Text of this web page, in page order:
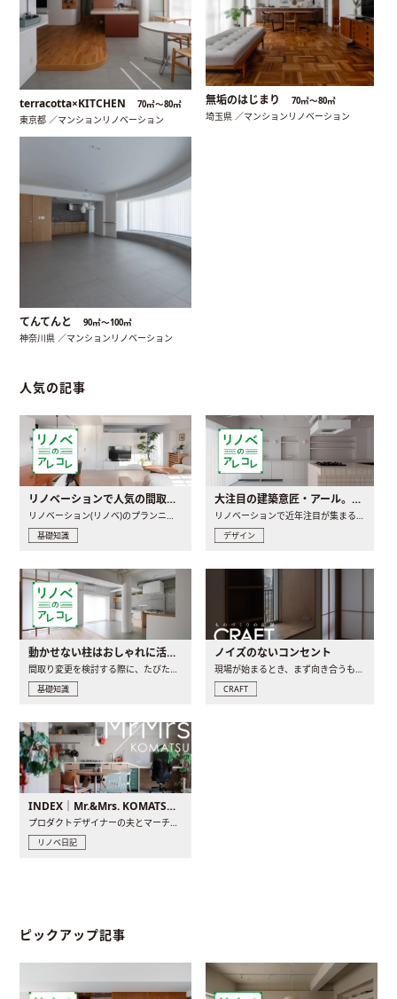
terracotta×KITCHEN 70㎡〜80㎡
東京都 ／マンションリノベーション
無垢のはじまり 70㎡〜80㎡
埼玉県 ／マンションリノベーション
てんてんと 90㎡〜100㎡
神奈川県 ／マンションリノベーション
人気の記事
リノベーションで人気の間取りとは？トレンドの間取りと実例を徹底解説
リノベーション(リノベ)のプランニングで一番最初に決めるのは..
基礎知識
大注目の建築意匠・アール。人気の理由と空間に取り入れるポイント
リノベーションで近年注目が集まる建築意匠の一つであるアール..
デザイン
動かせない柱はおしゃれに活用！柱を魅せるリノベーション(リノベ)4選
間取り変更を検討する際に、たびたび皆さんの頭を悩ませる動か..
基礎知識
ノイズのないコンセント
現場が始まるとき、まず向き合うものの一つがコンセントです..
CRAFT
INDEX｜Mr.&Mrs. KOMATSU renovation diary
プロダクトデザイナーの夫とマーチャンダイザーの妻が、夫婦で..
リノベ日記
ピックアップ記事